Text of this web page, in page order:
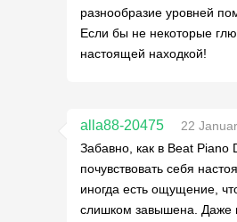
разнообразие уровней
Если бы не некоторые
настоящей находкой!
alla88-20475
22
Забавно, как в Beat Piano
почувствовать себя
иногда есть ощущение,
слишком завышена. Даже